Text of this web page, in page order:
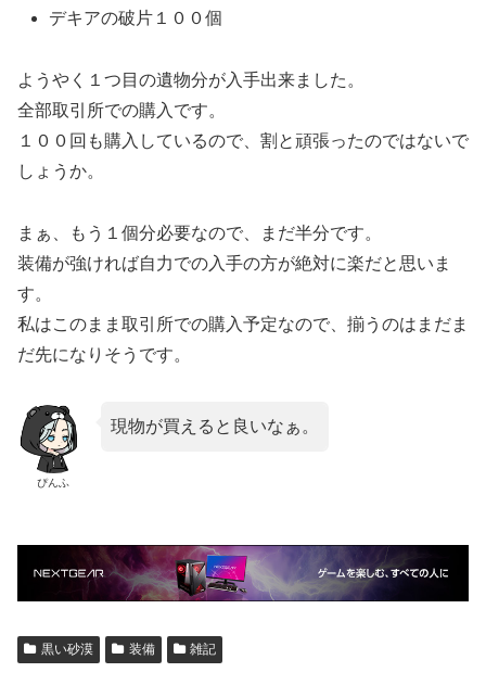
デキアの破片１００個
ようやく１つ目の遺物分が入手出来ました。
全部取引所での購入です。
１００回も購入しているので、割と頑張ったのではないで
しょうか。
まぁ、もう１個分必要なので、まだ半分です。
装備が強ければ自力での入手の方が絶対に楽だと思いま
す。
私はこのまま取引所での購入予定なので、揃うのはまだま
だ先になりそうです。
ぴんふ
現物が買えると良いなぁ。
黒い砂漠 装備 雑記